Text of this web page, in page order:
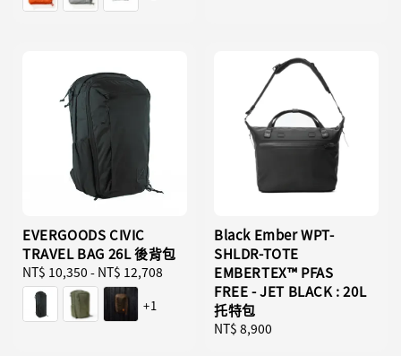
EVERGOODS CIVIC
TRAVEL BAG 26L 後背包
Regular
price
NT$ 10,350 - NT$ 12,708
+1
Black Ember WPT-
SHLDR-TOTE
EMBERTEX™ PFAS
FREE - JET BLACK : 20L
托特包
Regular
NT$ 8,900